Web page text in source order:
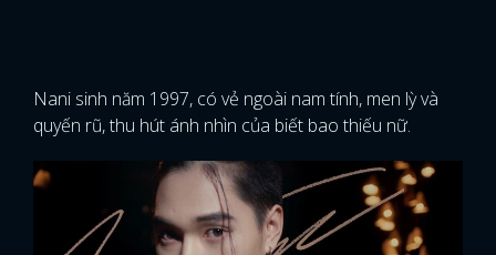
Nani sinh năm 1997, có vẻ ngoài nam tính, men lỳ và
quyến rũ, thu hút ánh nhìn của biết bao thiếu nữ.